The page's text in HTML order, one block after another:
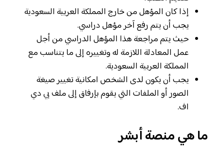
إذا كان المؤهل من خارج المملكة العربية السعودية
يجب أن يتم رفع آخر مؤهل دراسي.
حيث يتم مراجعة هذا المؤهل الدراسي من أجل
عمل المعادلة اللازمة له وتغييره إلى ما يتناسب مع
المملكة العربية السعودية.
يجب أن يكون لدى الشخص امكانية تغيير صيغة
الصور أو الملفات التي يقوم بإرفاق إلى ملف بي دي
اف.
ما هي منصة أبشر